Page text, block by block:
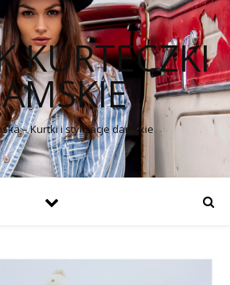
KURTECZKI
– Kurtki i stylizacje damskie